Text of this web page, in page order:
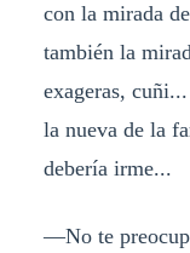
con la mirada
también la
exageras,
la nueva de la
debería irme...
—No te